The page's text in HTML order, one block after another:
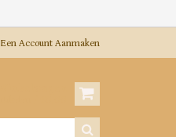
Een Account Aanmaken